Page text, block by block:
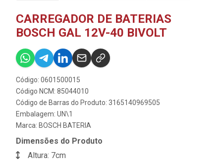
CARREGADOR DE BATERIAS
BOSCH GAL 12V-40 BIVOLT
Código: 0601500015
Código NCM: 85044010
Código de Barras do Produto: 3165140969505
Embalagem: UN\1
Marca: BOSCH BATERIA
Dimensões do Produto
Altura: 7cm